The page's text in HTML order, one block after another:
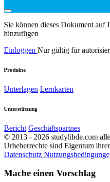
Sie können dieses Dokument auf
hinzufügen
Einloggen Nur gültig für
Produkte
Unterlagen Lernkarten
Unterstützung
Bericht Geschäftspartnes
© 2013 - 2026 studylibde.com
Urheberrechte sind Eigentum
Datenschutz
Mache einen Vorschlag